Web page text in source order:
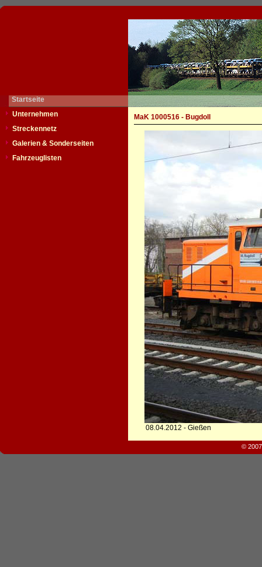
Startseite
Unternehmen
Streckennetz
Galerien & Sonderseiten
Fahrzeuglisten
MaK 1000516 - Bugdoll
08.04.2012 - Gießen
©